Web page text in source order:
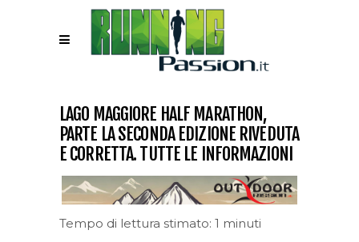
LAGO MAGGIORE HALF MARATHON,
PARTE LA SECONDA EDIZIONE RIVEDUTA
E CORRETTA. TUTTE LE INFORMAZIONI
Tempo di lettura stimato: 1 minuti